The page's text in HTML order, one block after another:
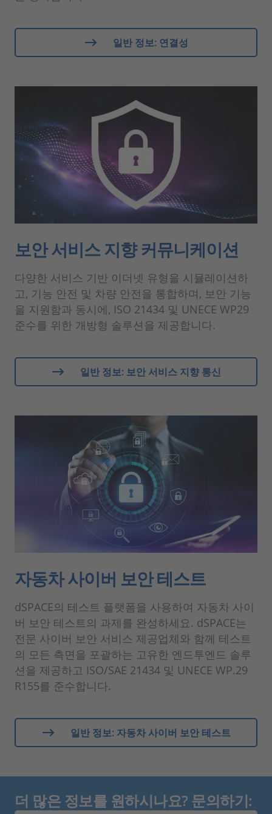
일반 정보: 연결성
보안 서비스 지향 커뮤니케이션
다양한 서비스 기반 이더넷 유형을 시뮬레이션하
고, 기능 안전 및 차량 안전을 통합하며, 보안 기능
을 지원함과 동시에, ISO 21434 및 UNECE WP29
준수를 위한 개방형 솔루션을 제공합니다.
일반 정보: 보안 서비스 지향 통신
자동차 사이버 보안 테스트
dSPACE의 테스트 플랫폼을 사용하여 자동차 사이
버 보안 테스트의 과제를 완성하세요. dSPACE는
전문 사이버 보안 서비스 제공업체와 함께 테스트
의 모든 측면을 포괄하는 고유한 엔드투엔드 솔루
션을 제공하고 ISO/SAE 21434 및 UNECE WP.29
R155를 준수합니다.
일반 정보: 자동차 사이버 보안 테스트
더 많은 정보를 원하시나요? 문의하기: